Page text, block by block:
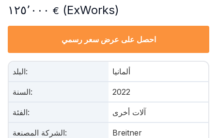
١٢٥٬٠٠٠ € (ExWorks)
احصل على عرض سعر رسمي
البلد: ألمانيا
السنة: 2022
الفئة: آلات أخرى
الشركة المصنعة: Breitner